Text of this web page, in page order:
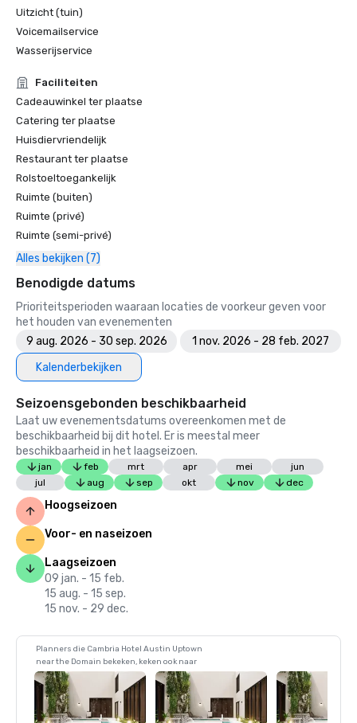
Uitzicht (tuin)
Voicemailservice
Wasserijservice
Faciliteiten
Cadeauwinkel ter plaatse
Catering ter plaatse
Huisdiervriendelijk
Restaurant ter plaatse
Rolstoeltoegankelijk
Ruimte (buiten)
Ruimte (privé)
Ruimte (semi-privé)
Alles bekijken (7)
Benodigde datums
Prioriteitsperioden waaraan locaties de voorkeur geven voor
het houden van evenementen
9 aug. 2026 - 30 sep. 2026
1 nov. 2026 - 28 feb. 2027
Kalenderbekijken
Seizoensgebonden beschikbaarheid
Laat uw evenementsdatums overeenkomen met de
beschikbaarheid bij dit hotel. Er is meestal meer
beschikbaarheid in het laagseizoen.
jan feb mrt apr mei
jun
jul
aug sep okt nov dec
Hoogseizoen
Voor- en naseizoen
Laagseizoen
09 jan. - 15 feb.
15 aug. - 15 sep.
15 nov. - 29 dec.
Planners die Cambria Hotel Austin Uptown
near the Domain bekeken, keken ook naar